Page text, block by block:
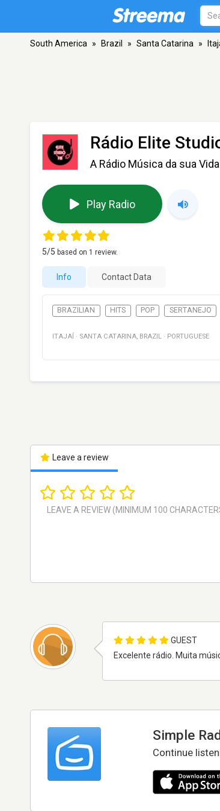
South America » Brazil » Santa Catarina »
Rádio Elite
A Rádio Música da sua Vida
Play Radio
5/5 based on 1 review.
Info Contact Data
BRAZILIAN HITS POP SERTANEJO
ITAJAÍ · SANTA CATARINA, BRAZIL · PORTUGUESE
Leave a review
GUEST
Excelente rádio. Muita
Simple
Continue